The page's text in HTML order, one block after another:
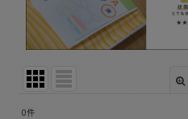
0件